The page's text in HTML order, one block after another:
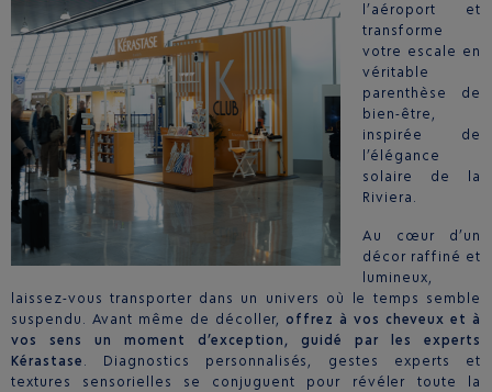
l’aéroport et
transforme
votre escale en
véritable
parenthèse de
bien-être,
inspirée de
l’élégance
solaire de la
Riviera.
Au cœur d’un
décor raffiné et
lumineux,
laissez-vous transporter dans un univers où le temps semble
suspendu. Avant même de décoller,offrez à vos cheveux et à
vos sens un moment d’exception, guidé par les experts
Kérastase . Diagnostics personnalisés, gestes experts et
textures sensorielles se conjuguent pour révéler toute la